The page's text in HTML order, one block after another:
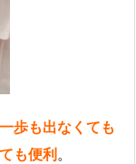
歩も出なくても
も便利。